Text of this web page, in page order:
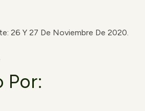
26 Y 27 De Noviembre De 2020.
Por: